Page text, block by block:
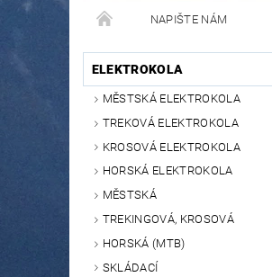
NAPIŠTE NÁM
ELEKTROKOLA
MĚSTSKÁ ELEKTROKOLA
TREKOVÁ ELEKTROKOLA
KROSOVÁ ELEKTROKOLA
HORSKÁ ELEKTROKOLA
MĚSTSKÁ
TREKINGOVÁ, KROSOVÁ
HORSKÁ (MTB)
SKLÁDACÍ